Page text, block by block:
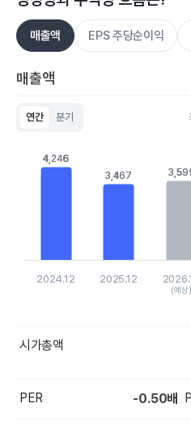
매출액 EPS 주당순이익
매출액
연간 분기
View as data table, Chart
The chart has 1 X axis
4,246
4,246
3,467
3,467
2024.12 2025.12
(예상)
시가총액
PER -0.50배